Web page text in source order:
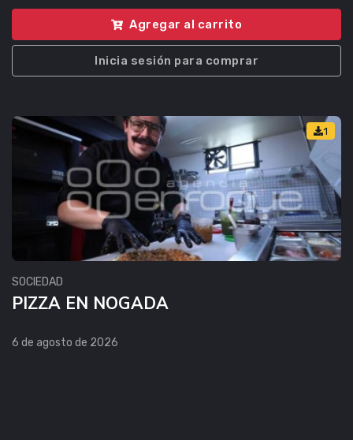
Agregar al carrito
Inicia sesión para comprar
1
SOCIEDAD
PIZZA EN NOGADA
6 de agosto de 2026